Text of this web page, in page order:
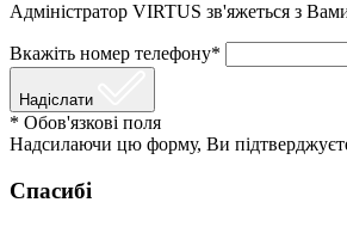
Адміністратор VIRTUS зв'яжеться з
Вкажіть номер телефону*
Надіслати
* Обов'язкові поля
Надсилаючи цю форму, Ви
Спасибі